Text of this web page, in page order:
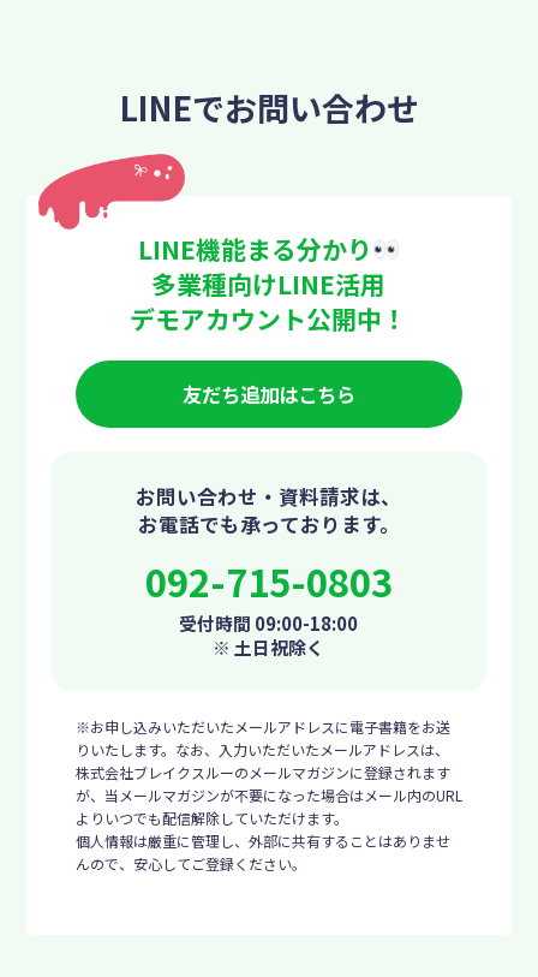
LINEでお問い合わせ
LINE機能まる分かり
多業種向けLINE活用
デモアカウント公開中！
友だち追加はこちら
お問い合わせ・資料請求は、
お電話でも承っております。
092-715-0803
受付時間 09:00-18:00
※ 土日祝除く
※お申し込みいただいたメールアドレスに電子書籍をお送
りいたします。なお、入力いただいたメールアドレスは、
株式会社ブレイクスルーのメールマガジンに登録されます
が、当メールマガジンが不要になった場合はメール内のURL
よりいつでも配信解除していただけます。
個人情報は厳重に管理し、外部に共有することはありませ
んので、安心してご登録ください。